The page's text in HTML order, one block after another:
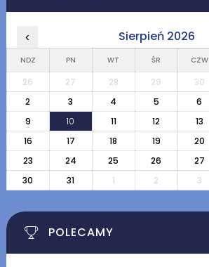
‹ Sierpień 2026
NDZ PN WT ŚR CZW
26 27 28 29 30
2
3 4 5 6
9
10 11 12 13
16
17 18 19 20
23
24 25 26 27
30
31 1 2 3
POLECAMY